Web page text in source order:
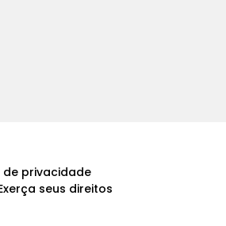
de privacidade
seus direitos